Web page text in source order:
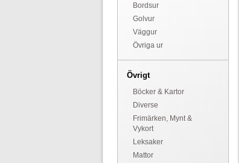
Bordsur
Golvur
Väggur
Övriga ur
Övrigt
Böcker & Kartor
Diverse
Frimärken, Mynt &
Vykort
Leksaker
Mattor